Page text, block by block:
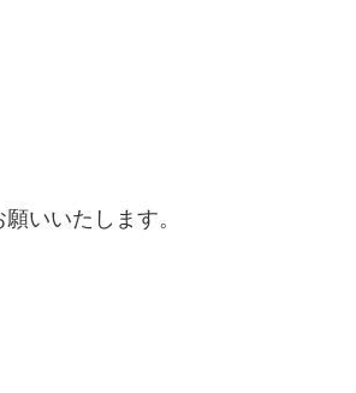
いいたします。